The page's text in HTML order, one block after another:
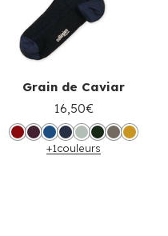
Grain de Caviar
16,50€
+1couleurs